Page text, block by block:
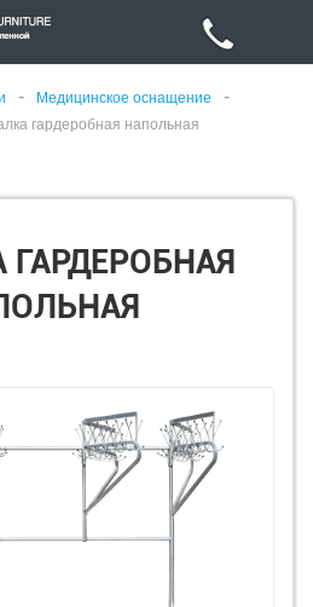
- Медицинское оснащение -
гардеробная напольная